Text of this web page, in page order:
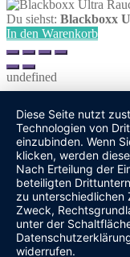
Du siehst: Blackboxx
In den Warenkorb
Diese Seite nutzt
Technologien von
einzubinden. Wenn
klicken, werden
Nach Erteilung der
beteiligten
zu unterschiedlichen
Zweck,
unter der
widerrufen.
undefined